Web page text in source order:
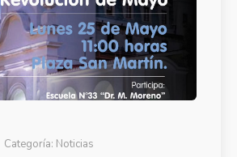
Categoría: Noticias